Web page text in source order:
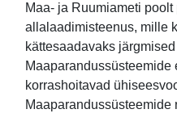
Maa- ja Ruumiameti
allalaadimisteenus, mille
kättesaadavaks
korrashoitavad
Maaparandussüsteemide